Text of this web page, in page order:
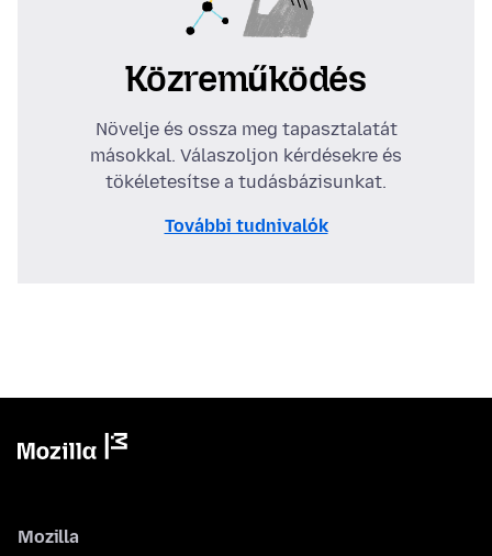
Közreműködés
Növelje és ossza meg tapasztalatát
másokkal. Válaszoljon kérdésekre és
tökéletesítse a tudásbázisunkat.
További tudnivalók
Mozilla